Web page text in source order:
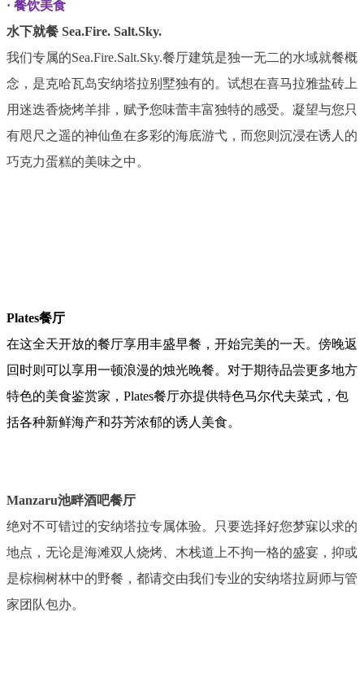
· 餐饮美食
水下就餐 Sea.Fire. Salt.Sky.
我们专属的Sea.Fire.Salt.Sky.餐厅建筑是独一无二的水域就餐概
念，是克哈瓦岛安纳塔拉别墅独有的。试想在喜马拉雅盐砖上
用迷迭香烧烤羊排，赋予您味蕾丰富独特的感受。凝望与您只
有咫尺之遥的神仙鱼在多彩的海底游弋，而您则沉浸在诱人的
巧克力蛋糕的美味之中。
Plates餐厅
在这全天开放的餐厅享用丰盛早餐，开始完美的一天。傍晚返
回时则可以享用一顿浪漫的烛光晚餐。对于期待品尝更多地方
特色的美食鉴赏家，Plates餐厅亦提供特色马尔代夫菜式，包
括各种新鲜海产和芬芳浓郁的诱人美食。
Manzaru池畔酒吧餐厅
绝对不可错过的安纳塔拉专属体验。只要选择好您梦寐以求的
地点，无论是海滩双人烧烤、木栈道上不拘一格的盛宴，抑或
是棕榈树林中的野餐，都请交由我们专业的安纳塔拉厨师与管
家团队包办。